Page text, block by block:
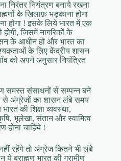
निरंतर नियंत्रण बनाये रखना
के खिलाफ़ भड़काना होगा
होगा ! इसके लिये भारत में एक
जिसमें नागरिकों के
के आधीन हों और भारत का
के लिए केंद्रीय शासन
को अपने अनुसार नियंत्रित
समस्त संसाधनों से सम्पन्न बने
से अंग्रेजों का शासन लंबे समय
की शिक्षा व्यवस्था,
भूलेखा, संतान और स्वामित्व
होना चाहिये !
रहेंगे तो अंग्रेज कितने भी लंबे
ब्राह्मण भारत की ग्रामीण